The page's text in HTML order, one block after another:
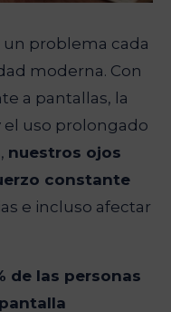
un problema cada
moderna. Con
a pantallas, la
el uso prolongado
nuestros ojos
constante
e incluso afectar
de las personas